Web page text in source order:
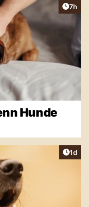
7h
Hunde
1d